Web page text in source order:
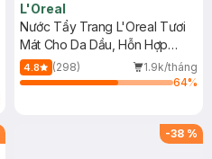
L'Oreal
Nước Tẩy Trang L'Oreal Tươi
Mát Cho Da Dầu, Hỗn Hợp
400ml
4.8 (298)
1.9k/tháng
64%
-38 %